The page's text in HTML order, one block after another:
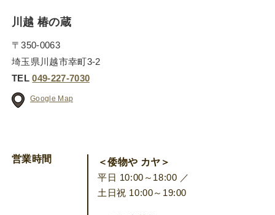
川越 椿の蔵
〒350-0063
埼玉県川越市幸町3-2
TEL049-227-7030
Google Map
営業時間
＜倭物や カヤ＞
平日 10:00～18:00 ／
土日祝 10:00～19:00